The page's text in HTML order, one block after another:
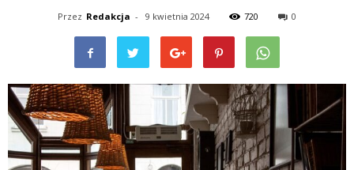
Przez Redakcja - 9 kwietnia 2024 720 0